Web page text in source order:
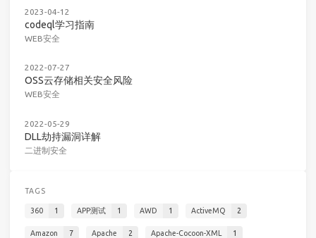
2023-04-12
codeql学习指南
WEB安全
2022-07-27
OSS云存储相关安全风险
WEB安全
2022-05-29
DLL劫持漏洞详解
二进制安全
TAGS
360 1 APP测试 1 AWD 1 ActiveMQ 2
Amazon 7 Apache 2 Apache-Cocoon-XML 1